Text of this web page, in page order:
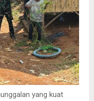
yang kuat